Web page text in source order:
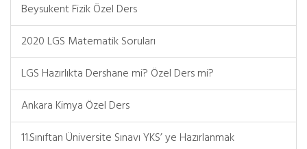
Beysukent Fizik Özel Ders
2020 LGS Matematik Soruları
LGS Hazırlıkta Dershane mi? Özel Ders mi?
Ankara Kimya Özel Ders
11.Sınıftan Üniversite Sınavı YKS’ ye Hazırlanmak